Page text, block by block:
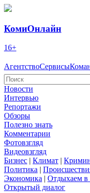
КомиОнлайн
16+
АгентствоСервисы
Новости
Интервью
Репортажи
Обзоры
Полезно знать
Комментарии
Фотовзгляд
Видеовзгляд
Бизнес | Климат |
Политика |
Экономика | Отдыхаем
Открытый диалог